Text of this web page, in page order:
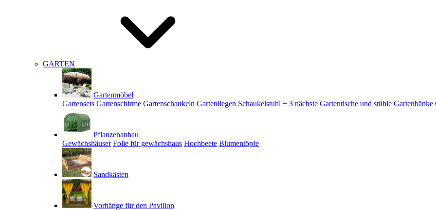
GARTEN
Gartenmöbel
Gartensets Gartenschirme Gartenschaukeln Gartenliegen Schaukelstuhl + 3 nächste Gartentische und stühle Gartenbänke
Pflanzenanbau
Gewächshäuser Folie für gewächshaus Hochbeete Blumentöpfe
Sandkästen
Vorhänge für den Pavillon